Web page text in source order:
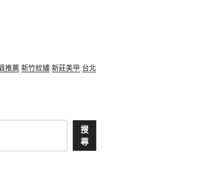
推薦 新竹紋繡 新莊美甲 台北
搜
尋